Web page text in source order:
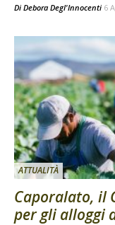
Di Debora Degl'Innocenti 6
ATTUALITÀ
Caporalato, il
per gli alloggi